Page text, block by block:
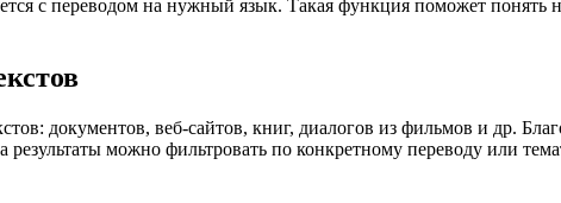
с переводом на нужный язык. Такая функция поможет понять
документов, веб-сайтов, книг, диалогов из фильмов и др.
результаты можно фильтровать по конкретному переводу или